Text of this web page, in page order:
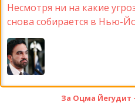
Несмотря ни на какие
снова собирается в Нью-